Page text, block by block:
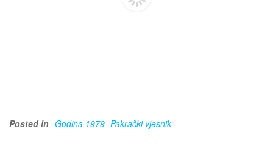
Posted in Godina 1979 Pakrački vjesnik